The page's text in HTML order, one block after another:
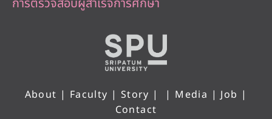
About | Faculty | Story | | Media |Job |
Contact